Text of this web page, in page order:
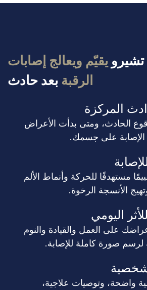
يقيّم ويعالج إصابات
الرقبة بعد حادث
المركزة
الحادث، ومتى بدأت الأعراض
الإصابة على جسمك.
مستهدفًا للحركة وأنماط الألم
الأنسجة الرخوة.
اليومي
على العمل والقيادة والنوم
لرسم صورة كاملة للإصابة.
واضحة، وتوصيات علاجية،